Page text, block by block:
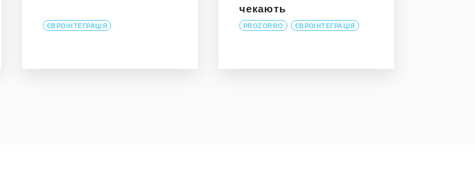
ЄВРОІНТЕГРАЦІЯ
чекають
PROZORRO ЄВРОІНТЕГРАЦІЯ